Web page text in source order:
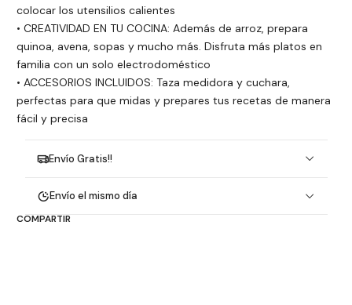
colocar los utensilios calientes
• CREATIVIDAD EN TU COCINA: Además de arroz, prepara
quinoa, avena, sopas y mucho más. Disfruta más platos en
familia con un solo electrodoméstico
• ACCESORIOS INCLUIDOS: Taza medidora y cuchara,
perfectas para que midas y prepares tus recetas de manera
fácil y precisa
Envío Gratis!!
Envío el mismo día
COMPARTIR